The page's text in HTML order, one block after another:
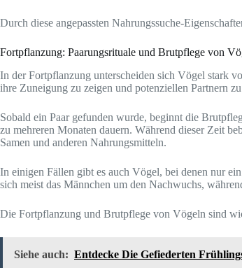
Durch diese angepassten Nahrungssuche-
Fortpflanzung: Paarungsrituale und Brutpflege von
In der Fortpflanzung unterscheiden sich Vögel stark
ihre Zuneigung zu zeigen und potenziellen Partnern
Sobald ein Paar gefunden wurde, beginnt die
zu mehreren Monaten dauern. Während dieser Zeit
Samen und anderen Nahrungsmitteln.
In einigen Fällen gibt es auch Vögel, bei denen nur
sich meist das Männchen um den Nachwuchs,
Die Fortpflanzung und Brutpflege von Vögeln sind
Siehe auch: Entdecke Die Gefiederten